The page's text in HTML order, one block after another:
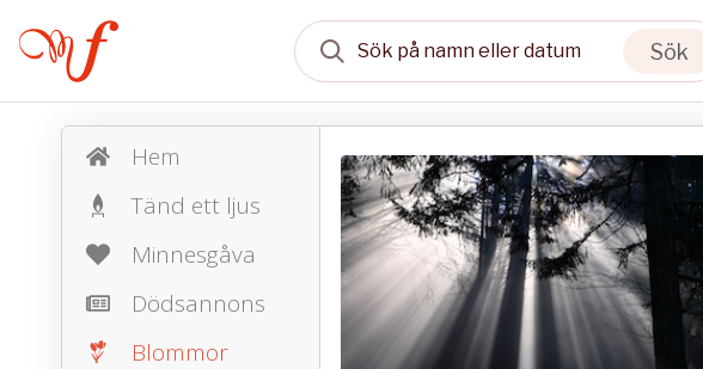
Sök
Hem
Tänd ett ljus
Minnesgåva
Dödsannons
Blommor